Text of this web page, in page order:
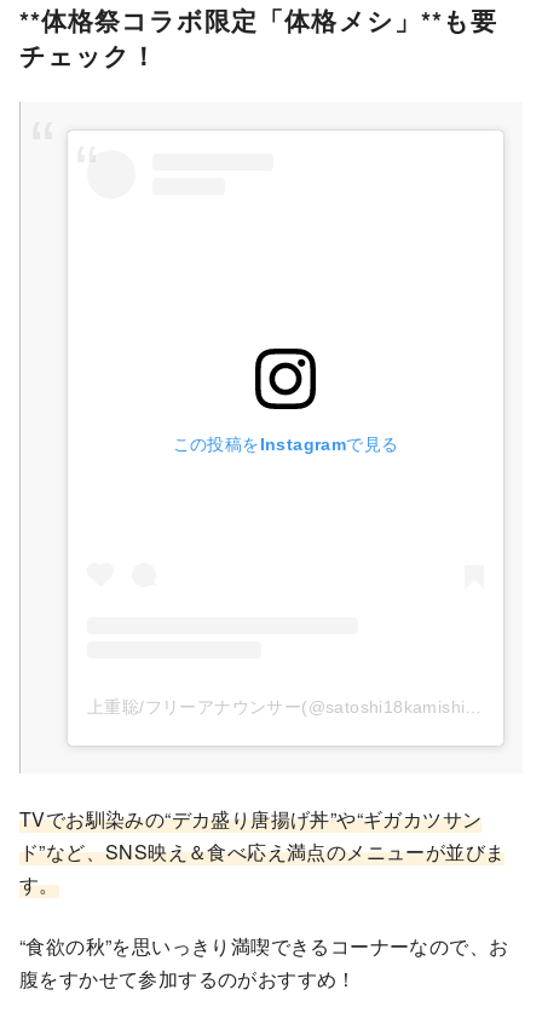
**体格祭コラボ限定「体格メシ」**も要
チェック！
この投稿をInstagramで見る
TVでお馴染みの“デカ盛り唐揚げ丼”や“ギガカツサン
ド”など、SNS映え＆食べ応え満点のメニューが並びま
す。
“食欲の秋”を思いっきり満喫できるコーナーなので、お
腹をすかせて参加するのがおすすめ！